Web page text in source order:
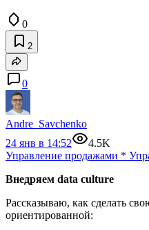
0
2
0
Andre_Savchenko
24 янв в 14:52
4.5K
Управление продажами *
Внедряем data culture
Рассказываю, как сделать
ориентированной: